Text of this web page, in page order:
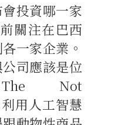
投資哪一家
關注在巴西
一家企業。
司應該是位
Not
用人工智慧